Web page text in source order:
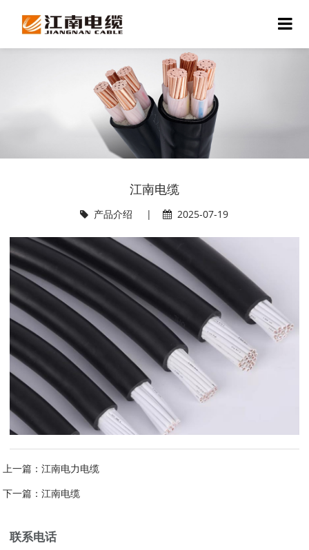
江南电缆
产品介绍 | 2025-07-19
上一篇： 江南电力电缆
下一篇： 江南电缆
联系电话